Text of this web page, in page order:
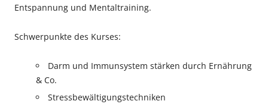
Entspannung und Mentaltraining.
Schwerpunkte des Kurses:
Darm und Immunsystem stärken durch Ernährung
& Co.
Stressbewältigungstechniken